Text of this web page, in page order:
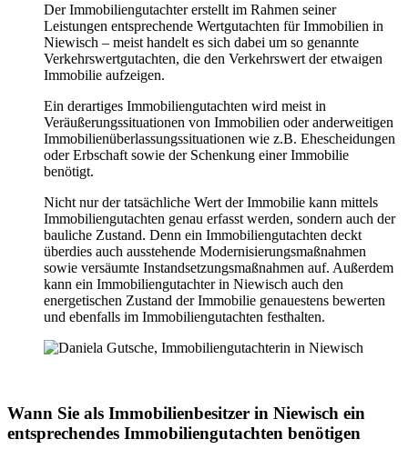
Der Immobiliengutachter erstellt im Rahmen seiner
Leistungen entsprechende Wertgutachten für Immobilien in
Niewisch – meist handelt es sich dabei um so genannte
Verkehrswertgutachten, die den Verkehrswert der etwaigen
Immobilie aufzeigen.
Ein derartiges Immobiliengutachten wird meist in
Veräußerungssituationen von Immobilien oder anderweitigen
Immobilienüberlassungssituationen wie z.B. Ehescheidungen
oder Erbschaft sowie der Schenkung einer Immobilie
benötigt.
Nicht nur der tatsächliche Wert der Immobilie kann mittels
Immobiliengutachten genau erfasst werden, sondern auch der
bauliche Zustand. Denn ein Immobiliengutachten deckt
überdies auch ausstehende Modernisierungsmaßnahmen
sowie versäumte Instandsetzungsmaßnahmen auf. Außerdem
kann ein Immobiliengutachter in Niewisch auch den
energetischen Zustand der Immobilie genauestens bewerten
und ebenfalls im Immobiliengutachten festhalten.
Wann Sie als Immobilienbesitzer in Niewisch ein
entsprechendes Immobiliengutachten benötigen